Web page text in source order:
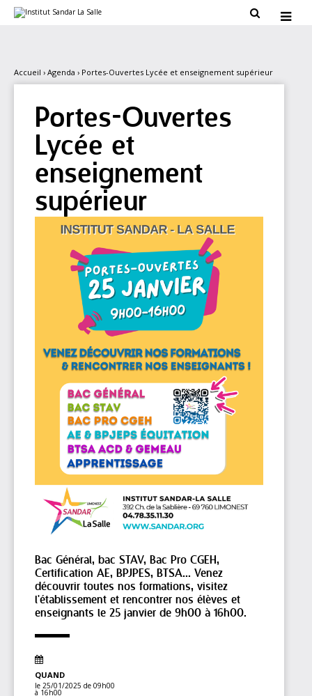
navigation
personnels
 
Accueil › Agenda › Portes-Ouvertes Lycée et enseignement supérieur
Portes-Ouvertes
Lycée et
enseignement
supérieur
Bac Général, bac STAV, Bac Pro CGEH,
Certification AE, BPJPES, BTSA... Venez
découvrir toutes nos formations, visitez
l'établissement et rencontrer nos élèves et
enseignants le 25 janvier de 9h00 à 16h00.
QUAND
le 25/01/2025 de 09h00
à 16h00